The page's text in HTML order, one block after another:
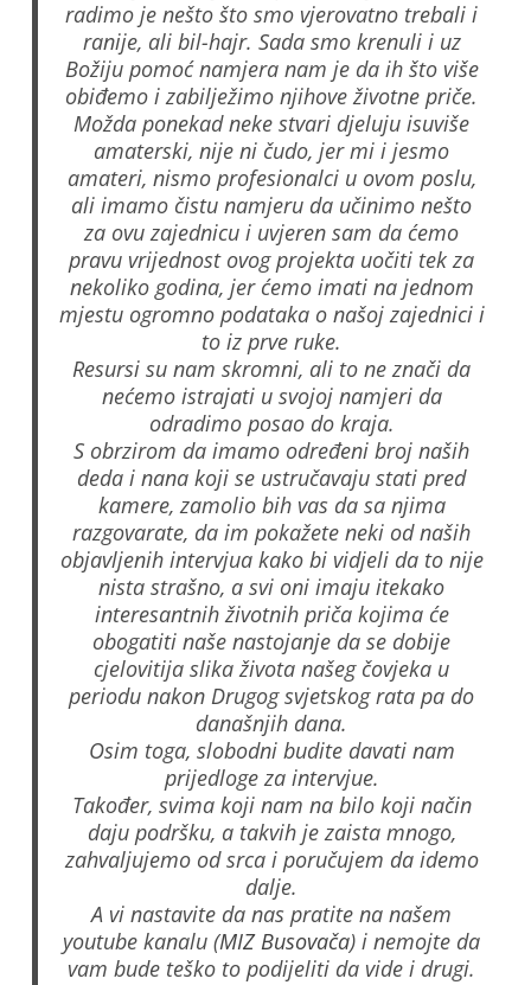
radimo je nešto što smo vjerovatno trebali i
ranije, ali bil-hajr. Sada smo krenuli i uz
Božiju pomoć namjera nam je da ih što više
obiđemo i zabilježimo njihove životne priče.
Možda ponekad neke stvari djeluju isuviše
amaterski, nije ni čudo, jer mi i jesmo
amateri, nismo profesionalci u ovom poslu,
ali imamo čistu namjeru da učinimo nešto
za ovu zajednicu i uvjeren sam da ćemo
pravu vrijednost ovog projekta uočiti tek za
nekoliko godina, jer ćemo imati na jednom
mjestu ogromno podataka o našoj zajednici i
to iz prve ruke.
Resursi su nam skromni, ali to ne znači da
nećemo istrajati u svojoj namjeri da
odradimo posao do kraja.
S obrzirom da imamo određeni broj naših
deda i nana koji se ustručavaju stati pred
kamere, zamolio bih vas da sa njima
razgovarate, da im pokažete neki od naših
objavljenih intervjua kako bi vidjeli da to nije
nista strašno, a svi oni imaju itekako
interesantnih životnih priča kojima će
obogatiti naše nastojanje da se dobije
cjelovitija slika života našeg čovjeka u
periodu nakon Drugog svjetskog rata pa do
današnjih dana.
Osim toga, slobodni budite davati nam
prijedloge za intervjue.
Također, svima koji nam na bilo koji način
daju podršku, a takvih je zaista mnogo,
zahvaljujemo od srca i poručujem da idemo
dalje.
A vi nastavite da nas pratite na našem
youtube kanalu (MIZ Busovača) i nemojte da
vam bude teško to podijeliti da vide i drugi.